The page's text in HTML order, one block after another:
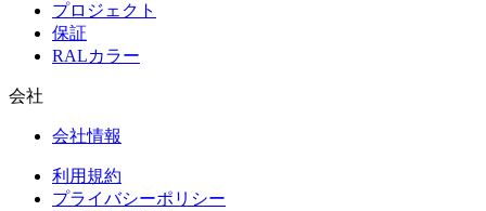
プロジェクト
保証
RALカラー
会社
会社情報
利用規約
プライバシーポリシー